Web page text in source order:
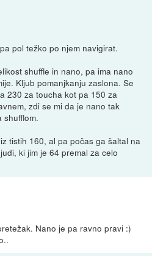
pol težko po njem navigirat.
shuffle in nano, pa ima nano
Kljub pomanjkanju zaslona. Se
230 za toucha kot pa 150 za
zdi se mi da je nano tak
shufflom.
tistih 160, al pa počas ga šaltal na
ki jim je 64 premal za celo
Nano je pa ravno pravi :)